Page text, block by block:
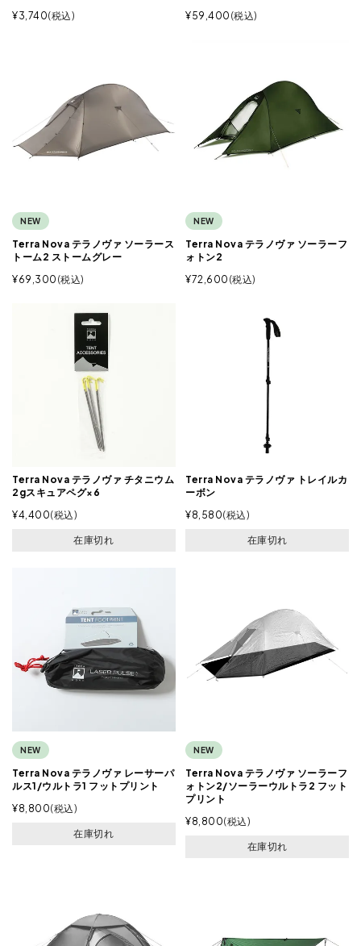
¥3,740 税込
¥59,400 税込
NEW
Terra Nova テラノヴァ ソーラース
トーム2 ストームグレー
¥69,300 税込
NEW
Terra Nova テラノヴァ ソーラーフ
ォトン2
¥72,600 税込
Terra Nova テラノヴァ チタニウム
2gスキュアペグ×6
¥4,400 税込
在庫切れ
Terra Nova テラノヴァ トレイルカ
ーボン
¥8,580 税込
在庫切れ
NEW
Terra Nova テラノヴァ レーサーパ
ルス1/ウルトラ1 フットプリント
¥8,800 税込
在庫切れ
NEW
Terra Nova テラノヴァ ソーラーフ
ォトン2/ソーラーウルトラ2 フット
プリント
¥8,800 税込
在庫切れ